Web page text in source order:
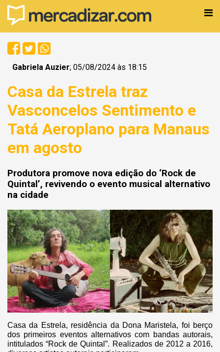
Gabriela Auzier; 05/08/2024 às 18:15
Casa da Estrela traz
Vasconcelos Sentimento e
Tatá Aeroplano para Manaus
em agosto
Produtora promove nova edição do ‘Rock de
Quintal’, revivendo o evento musical alternativo
na cidade
Casa da Estrela, residência da Dona Maristela, foi berço
dos primeiros eventos alternativos com bandas autorais,
intitulados “Rock de Quintal”. Realizados de 2012 a 2016,